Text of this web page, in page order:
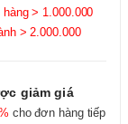
hàng > 1.000.000
> 2.000.000
giảm giá
cho đơn hàng tiếp